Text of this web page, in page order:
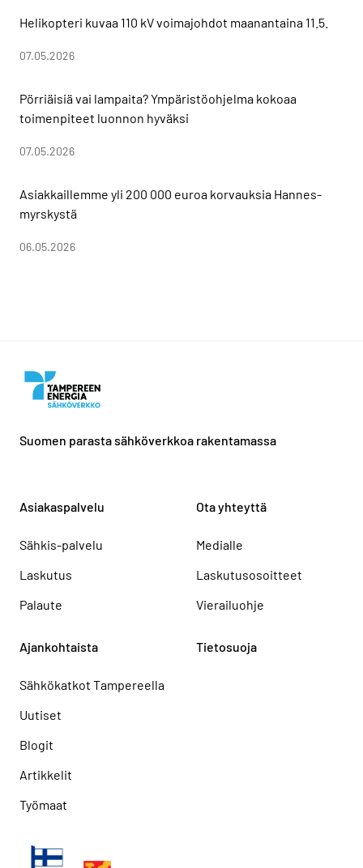
Helikopteri kuvaa 110 kV voimajohdot maanantaina 11.5.
07.05.2026
Pörriäisiä vai lampaita? Ympäristöohjelma kokoaa
toimenpiteet luonnon hyväksi
07.05.2026
Asiakkaillemme yli 200 000 euroa korvauksia Hannes-
myrskystä
06.05.2026
Suomen parasta sähköverkkoa rakentamassa
Asiakaspalvelu
Sähkis-palvelu
Laskutus
Palaute
Ota yhteyttä
Medialle
Laskutusosoitteet
Vierailuohje
Ajankohtaista
Sähkökatkot Tampereella
Uutiset
Blogit
Artikkelit
Työmaat
Tietosuoja